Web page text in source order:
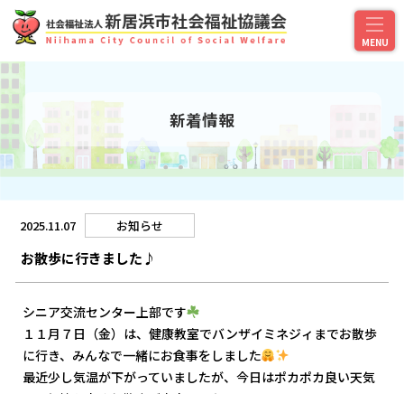
新着情報
2025.11.07 お知らせ
お散歩に行きました♪
シニア交流センター上部です
１１月７日（金）は、健康教室でバンザイミネジィまでお散歩
に行き、みんなで一緒にお食事をしました
最近少し気温が下がっていましたが、今日はポカポカ良い天気